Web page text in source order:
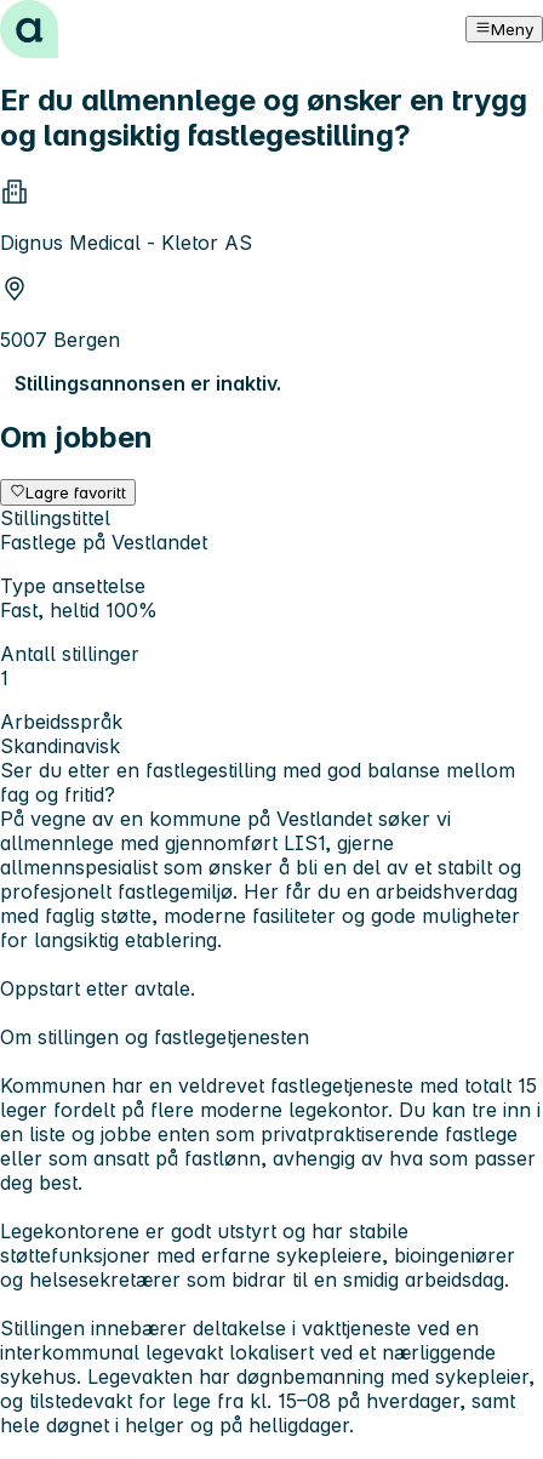
Hopp til innhold Meny
Er du allmennlege og ønsker en trygg
og langsiktig fastlegestilling?
Dignus Medical - Kletor AS
5007 Bergen
Stillingsannonsen er inaktiv.
Om jobben
Lagre favoritt
Stillingstittel
Fastlege på Vestlandet
Type ansettelse
Fast, heltid 100%
Antall stillinger
1
Arbeidsspråk
Skandinavisk
Ser du etter en fastlegestilling med god balanse mellom
fag og fritid?
På vegne av en kommune på Vestlandet søker vi
allmennlege med gjennomført LIS1, gjerne
allmennspesialist som ønsker å bli en del av et stabilt og
profesjonelt fastlegemiljø. Her får du en arbeidshverdag
med faglig støtte, moderne fasiliteter og gode muligheter
for langsiktig etablering.
Oppstart etter avtale.
Om stillingen og fastlegetjenesten
Kommunen har en veldrevet fastlegetjeneste med totalt 15
leger fordelt på flere moderne legekontor. Du kan tre inn i
en liste og jobbe enten som privatpraktiserende fastlege
eller som ansatt på fastlønn, avhengig av hva som passer
deg best.
Legekontorene er godt utstyrt og har stabile
støttefunksjoner med erfarne sykepleiere, bioingeniører
og helsesekretærer som bidrar til en smidig arbeidsdag.
Stillingen innebærer deltakelse i vakttjeneste ved en
interkommunal legevakt lokalisert ved et nærliggende
sykehus. Legevakten har døgnbemanning med sykepleier,
og tilstedevakt for lege fra kl. 15–08 på hverdager, samt
hele døgnet i helger og på helligdager.